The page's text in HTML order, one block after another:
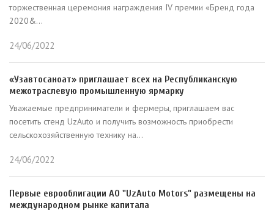
торжественная церемония награждения IV премии «Бренд года
2020&...
24/06/2022
«Узавтосаноат» приглашает всех на Республиканскую
межотраслевую промышленную ярмарку
Уважаемые предприниматели и фермеры, приглашаем вас
посетить стенд UzAuto и получить возможность приобрести
сельскохозяйственную технику на...
24/06/2022
Первые еврооблигации АО "UzAuto Motors" размещены на
международном рынке капитала